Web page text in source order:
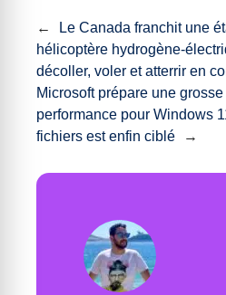
←
Le Canada franchit une
hélicoptère hydrogène-
décoller, voler et atterrir en
Microsoft prépare une
performance pour Windows
fichiers est enfin ciblé
→